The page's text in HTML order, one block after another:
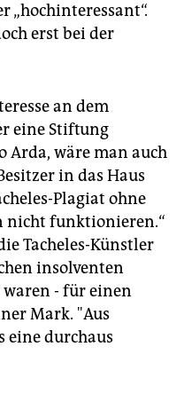
„hochinteressant“.
erst bei der
an dem
eine Stiftung
Arda, wäre man auch
in das Haus
Plagiat ohne
nicht funktionieren.“
Tacheles-Künstler
insolventen
- für einen
Mark. "Aus
eine durchaus